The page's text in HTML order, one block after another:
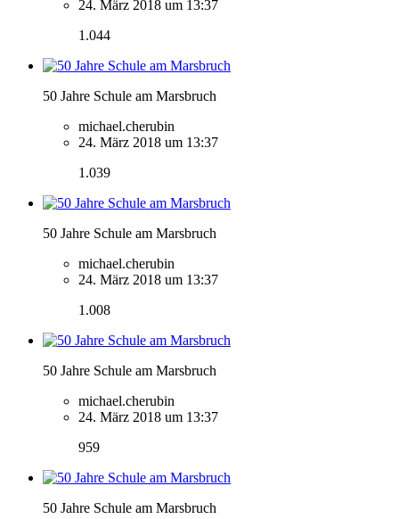
24. März 2018 um 13:37
1.044
50 Jahre Schule am Marsbruch
michael.cherubin
24. März 2018 um 13:37
1.039
50 Jahre Schule am Marsbruch
michael.cherubin
24. März 2018 um 13:37
1.008
50 Jahre Schule am Marsbruch
michael.cherubin
24. März 2018 um 13:37
959
50 Jahre Schule am Marsbruch